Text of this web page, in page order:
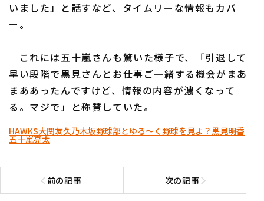
特定商取引法の表示 アルバイト募集（別ウィンドウで開く
いました」と話すなど、タイムリーな情報もカバ
ー。
これには五十嵐さんも驚いた様子で、「引退して
早い段階で黒見さんとお仕事ご一緒する機会がまあ
まああったんですけど、情報の内容が濃くなって
る。マジで」と称賛していた。
HAWKS大関友久乃木坂野球部とゆる～く野球を見よ？黒見明香
五十嵐亮太
前の記事
前の記事へ 次の記事次の記事へ